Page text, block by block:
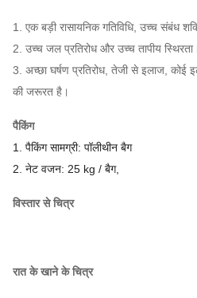
1. एक बड़ी रासायनिक गतिविधि, उच्च संबंध
2. उच्च जल प्रतिरोध और उच्च तापीय स्थिरता।
3. अच्छा घर्षण प्रतिरोध, तेजी से इलाज, कोई
की जरूरत है।
पैकिंग
1. पैकिंग सामग्री: पॉलीथीन बैग
2. नेट वजन: 25 kg / बैग,
विस्तार से चित्र
रात के खाने के चित्र